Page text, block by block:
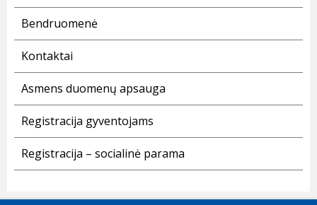
Bendruomenė
Kontaktai
Asmens duomenų apsauga
Registracija gyventojams
Registracija – socialinė parama